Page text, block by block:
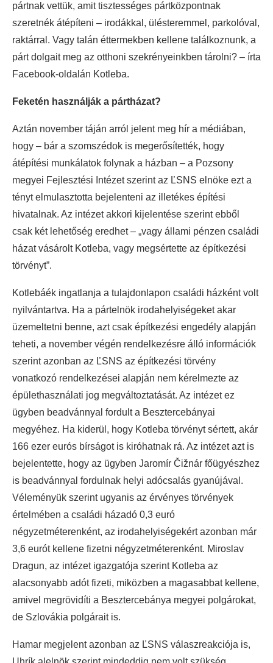
pártnak vettük, amit tisztességes pártközpontnak
szeretnék átépíteni – irodákkal, ülésteremmel, parkolóval,
raktárral. Vagy talán éttermekben kellene találkoznunk, a
párt dolgait meg az otthoni szekrényeinkben tárolni? – írta
Facebook-oldalán Kotleba.
Feketén használják a pártházat?
Aztán november táján arról jelent meg hír a médiában,
hogy – bár a szomszédok is megerősítették, hogy
átépítési munkálatok folynak a házban – a Pozsony
megyei Fejlesztési Intézet szerint az ĽSNS elnöke ezt a
tényt elmulasztotta bejelenteni az illetékes építési
hivatalnak. Az intézet akkori kijelentése szerint ebből
csak két lehetőség eredhet – „vagy állami pénzen családi
házat vásárolt Kotleba, vagy megsértette az építkezési
törvényt”.
Kotlebáék ingatlanja a tulajdonlapon családi házként volt
nyilvántartva. Ha a pártelnök irodahelyiségeket akar
üzemeltetni benne, azt csak építkezési engedély alapján
teheti, a november végén rendelkezésre álló információk
szerint azonban az ĽSNS az építkezési törvény
vonatkozó rendelkezései alapján nem kérelmezte az
épülethasználati jog megváltoztatását. Az intézet ez
ügyben beadvánnyal fordult a Besztercebányai
megyéhez. Ha kiderül, hogy Kotleba törvényt sértett, akár
166 ezer eurós bírságot is kiróhatnak rá. Az intézet azt is
bejelentette, hogy az ügyben Jaromír Čižnár főügyészhez
is beadvánnyal fordulnak helyi adócsalás gyanújával.
Véleményük szerint ugyanis az érvényes törvények
értelmében a családi házadó 0,3 euró
négyzetméterenként, az irodahelyiségekért azonban már
3,6 eurót kellene fizetni négyzetméterenként. Miroslav
Dragun, az intézet igazgatója szerint Kotleba az
alacsonyabb adót fizeti, miközben a magasabbat kellene,
amivel megrövidíti a Besztercebánya megyei polgárokat,
de Szlovákia polgárait is.
Hamar megjelent azonban az ĽSNS válaszreakciója is,